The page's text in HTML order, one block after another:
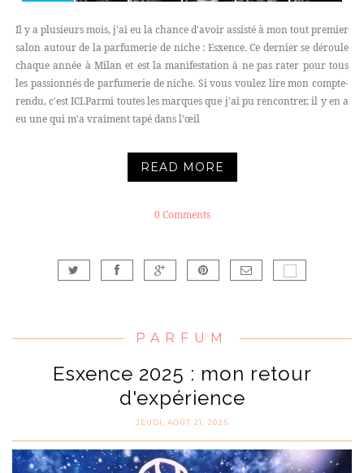
Il y a plusieurs mois, j'ai eu la chance d'avoir assisté à mon tout premier
salon autour de la parfumerie de niche : Esxence. Ce dernier se déroule
chaque année à Milan et est la manifestation à ne pas rater pour tous
les passionnés de parfumerie de niche. Si vous voulez lire mon compte-
rendu, c'est ICI.Parmi toutes les marques que j'ai pu rencontrer, il y en a
eu une qui m'a vraiment tapé dans l'œil
READ MORE
0 Comments
PARFUM
Esxence 2025 : mon retour
d'expérience
JEUDI, AOÛT 21, 2025